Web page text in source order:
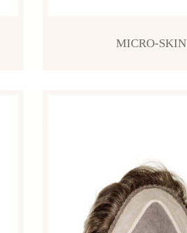
MICRO-SKIN